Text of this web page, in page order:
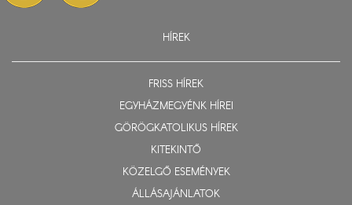
HÍREK
FRISS HÍREK
EGYHÁZMEGYÉNK HÍREI
GÖRÖGKATOLIKUS HÍREK
KITEKINTŐ
KÖZELGŐ ESEMÉNYEK
ÁLLÁSAJÁNLATOK